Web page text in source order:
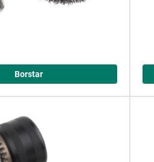
Borstar